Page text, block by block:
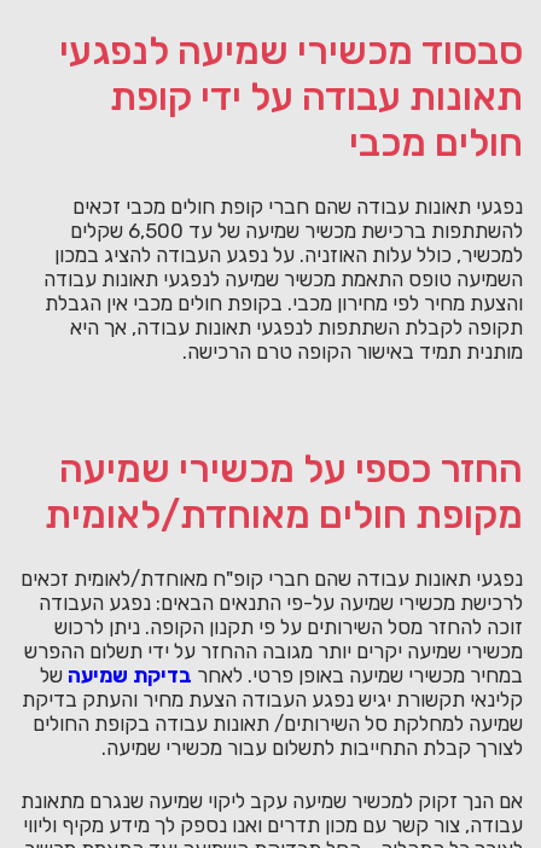
סבסוד מכשירי שמיעה לנפגעי
תאונות עבודה על ידי קופת
חולים מכבי
נפגעי תאונות עבודה שהם חברי קופת חולים מכבי זכאים
להשתתפות ברכישת מכשיר שמיעה של עד 6,500 שקלים
למכשיר, כולל עלות האוזניה. על נפגע העבודה להציג במכון
השמיעה טופס התאמת מכשיר שמיעה לנפגעי תאונות עבודה
והצעת מחיר לפי מחירון מכבי. בקופת חולים מכבי אין הגבלת
תקופה לקבלת השתתפות לנפגעי תאונות עבודה, אך היא
מותנית תמיד באישור הקופה טרם הרכישה.
החזר כספי על מכשירי שמיעה
מקופת חולים מאוחדת/לאומית
נפגעי תאונות עבודה שהם חברי קופ"ח מאוחדת/לאומית זכאים
לרכישת מכשירי שמיעה על-פי התנאים הבאים: נפגע העבודה
זוכה להחזר מסל השירותים על פי תקנון הקופה. ניתן לרכוש
מכשירי שמיעה יקרים יותר מגובה ההחזר על ידי תשלום ההפרש
במחיר מכשירי שמיעה באופן פרטי. לאחר בדיקת שמיעה של
קלינאי תקשורת יגיש נפגע העבודה הצעת מחיר והעתק בדיקת
שמיעה למחלקת סל השירותים/ תאונות עבודה בקופת החולים
לצורך קבלת התחייבות לתשלום עבור מכשירי שמיעה.
אם הנך זקוק למכשיר שמיעה עקב ליקוי שמיעה שנגרם מתאונת
עבודה, צור קשר עם מכון תדרים ואנו נספק לך מידע מקיף וליווי